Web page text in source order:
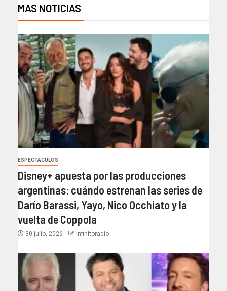
MAS NOTICIAS
ESPECTACULOS
Disney+ apuesta por las producciones
argentinas: cuándo estrenan las series de
Darío Barassi, Yayo, Nico Occhiato y la
vuelta de Coppola
30 julio, 2026 infinitoradio